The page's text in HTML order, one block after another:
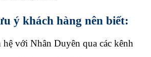
ý khách hàng nên biết:
với Nhân Duyên qua các kênh